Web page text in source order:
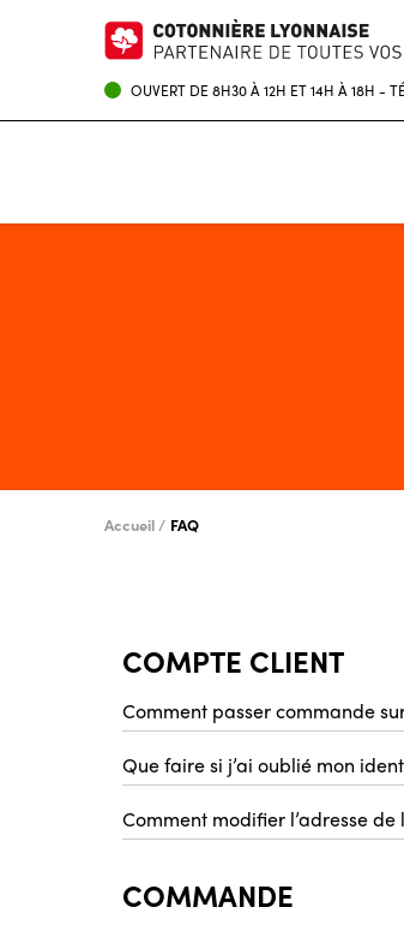
OUVERT DE 8H30 À 12H ET 14H À 18H -
Accueil FAQ
COMPTE CLIENT
Comment passer commande
Pour être client, vous devez
Vous pouvez créer votre
Pas de compte ? Créez-en un !
Une fois votre demande
Que faire si j’ai oublié mon
Comment modifier l’adresse de
COMMANDE